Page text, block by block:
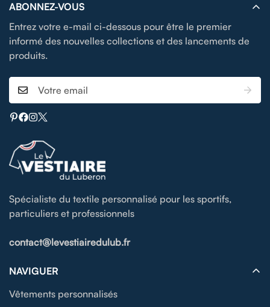
Spécialiste du textile personnalisé pour les sportifs,
particuliers et professionnels
contact@levestiairedulub.fr
NAVIGUER
Vêtements personnalisés
ABONNEZ-VOUS
Entrez votre e-mail ci-dessous pour être le premier
informé des nouvelles collections et des lancements de
produits.